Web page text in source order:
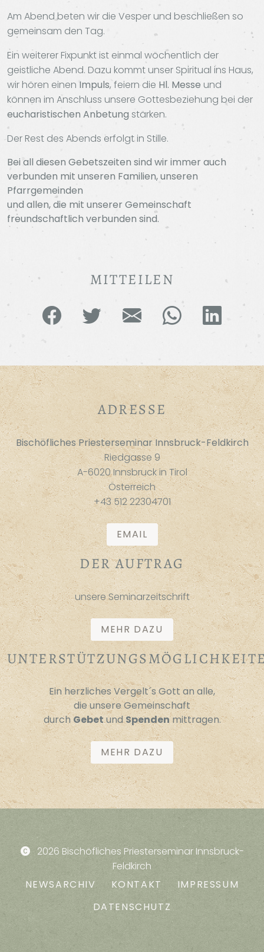
Am Abend beten wir die Vesper und beschließen so
gemeinsam den Tag.
Ein weiterer Fixpunkt ist einmal wöchentlich der
geistliche Abend. Dazu kommt unser Spiritual ins Haus,
wir hören einen Impuls, feiern die Hl. Messe und
können im Anschluss unsere Gottesbeziehung bei der
eucharistischen Anbetung stärken.
Der Rest des Abends erfolgt in Stille.
Bei all diesen Gebetszeiten sind wir immer auch
verbunden mit unseren Familien, unseren
Pfarrgemeinden
und allen, die mit unserer Gemeinschaft
freundschaftlich verbunden sind.
MITTEILEN
ADRESSE
Bischöfliches Priesterseminar Innsbruck-Feldkirch
Riedgasse 9
A-6020 Innsbruck in Tirol
Österreich
+43 512 22304701
EMAIL
DER AUFTRAG
unsere Seminarzeitschrift
MEHR DAZU
Ein herzliches Vergelt´s Gott an alle,
die unsere Gemeinschaft
durchGebetundSpendenmittragen.
MEHR DAZU
2026 Bischöfliches Priesterseminar Innsbruck-
Feldkirch
NEWSARCHIV
KONTAKT
IMPRESSUM
DATENSCHUTZ